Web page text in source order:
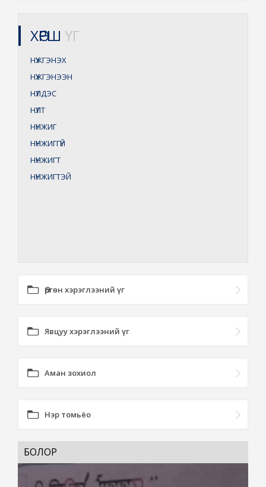
ХӨРШ ҮГ
НҮЖГЭНЭХ
НҮЖГЭНЭЭН
НҮЛДЭС
НҮЛТ
НҮНЖИГ
НҮНЖИГГҮЙ
НҮНЖИГТ
НҮНЖИГТЭЙ
Өргөн хэрэглээний үг
Явцуу хэрэглээний үг
Аман зохиол
Нэр томьёо
БОЛОР